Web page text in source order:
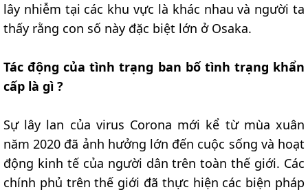
lây nhiễm tại các khu vực là khác nhau và người ta
thấy rằng con số này đặc biệt lớn ở Osaka.
Tác động của tình trạng ban bố tình trạng khẩn
cấp là gì ?
Sự lây lan của virus Corona mới kể từ mùa xuân
năm 2020 đã ảnh hưởng lớn đến cuộc sống và hoạt
động kinh tế của người dân trên toàn thế giới. Các
chính phủ trên thế giới đã thực hiện các biện pháp